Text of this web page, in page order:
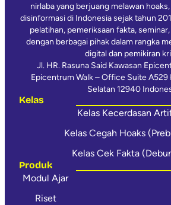
nirlaba yang berjuang melawan
disinformasi di Indonesia sejak tahun
pelatihan, pemeriksaan fakta,
dengan berbagai pihak dalam rangka
digital dan pemikiran
Jl. HR. Rasuna Said Kawasan
Epicentrum Walk – Office Suite A529
Selatan 12940
Kelas
Kelas Kecerdasan
Kelas Cegah Hoaks
Kelas Cek Fakta
Produk
Modul Ajar
Riset